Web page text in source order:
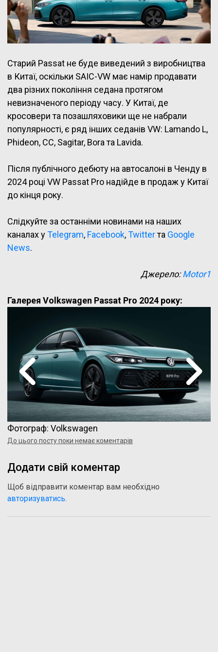
Старий Passat не буде виведений з виробництва
в Китаї, оскільки SAIC-VW має намір продавати
два різних покоління седана протягом
невизначеного періоду часу. У Китаї, де
кросовери та позашляховики ще не набрали
популярності, є ряд інших седанів VW: Lamando L,
Phideon, CC, Sagitar, Bora та Lavida.
Після публічного дебюту на автосалоні в Ченду в
2024 році VW Passat Pro надійде в продаж у Китаї
до кінця року.
Слідкуйте за останніми новинами на наших
каналах уTelegram, Facebook,Twitterта Google
News.
Джерело:Motor1
Галерея Volkswagen Passat Pro 2024 року:
Фотограф: Volkswagen
До цього посту поки немає коментарів
Додати свій коментар
Щоб відправити коментар вам необхідно
авторизуватись.